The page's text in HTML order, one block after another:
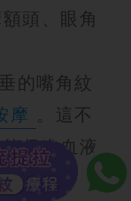
頭、眼角
的嘴角紋
摩 。這不
促進血液